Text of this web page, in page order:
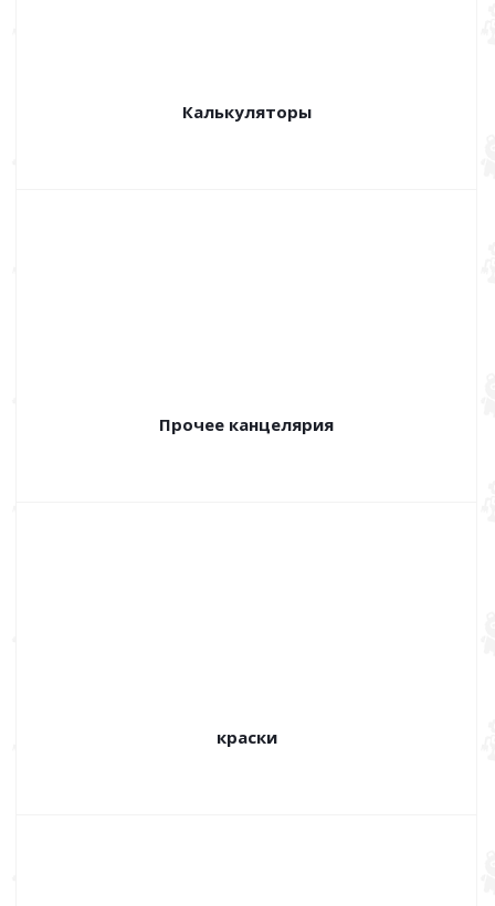
Калькуляторы
Прочее канцелярия
краски